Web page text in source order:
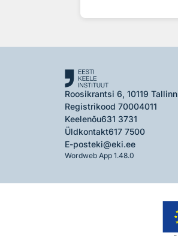
Roosikrantsi 6, 10119 Tallinn
Registrikood 70004011
Keelenõu631 3731
Üldkontakt617 7500
E-posteki@eki.ee
Wordweb App 1.48.0